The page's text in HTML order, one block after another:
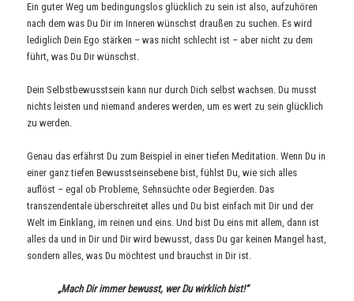
Ein guter Weg um bedingungslos glücklich zu sein ist also, aufzuhören
nach dem was Du Dir im Inneren wünschst draußen zu suchen. Es wird
lediglich Dein Ego stärken – was nicht schlecht ist – aber nicht zu dem
führt, was Du Dir wünschst.
Dein Selbstbewusstsein kann nur durch Dich selbst wachsen. Du musst
nichts leisten und niemand anderes werden, um es wert zu sein glücklich
zu werden.
Genau das erfährst Du zum Beispiel in einer tiefen Meditation. Wenn Du in
einer ganz tiefen Bewusstseinsebene bist, fühlst Du, wie sich alles
auflöst – egal ob Probleme, Sehnsüchte oder Begierden. Das
transzendentale überschreitet alles und Du bist einfach mit Dir und der
Welt im Einklang, im reinen und eins. Und bist Du eins mit allem, dann ist
alles da und in Dir und Dir wird bewusst, dass Du gar keinen Mangel hast,
sondern alles, was Du möchtest und brauchst in Dir ist.
„Mach Dir immer bewusst, wer Du wirklich bist!“